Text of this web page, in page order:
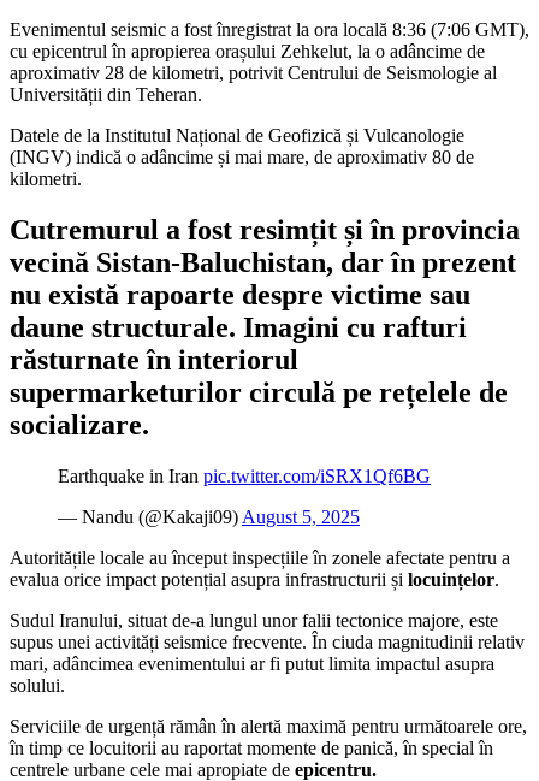
Evenimentul seismic a fost înregistrat la ora locală 8:36 (7:06 GMT),
cu epicentrul în apropierea orașului Zehkelut, la o adâncime de
aproximativ 28 de kilometri, potrivit Centrului de Seismologie al
Universității din Teheran.
Datele de la Institutul Național de Geofizică și Vulcanologie
(INGV) indică o adâncime și mai mare, de aproximativ 80 de
kilometri.
Cutremurul a fost resimțit și în provincia
vecină Sistan-Baluchistan, dar în prezent
nu există rapoarte despre victime sau
daune structurale. Imagini cu rafturi
răsturnate în interiorul
supermarketurilor circulă pe rețelele de
socializare.
Earthquake in Iran pic.twitter.com/iSRX1Qf6BG
— Nandu (@Kakaji09) August 5, 2025
Autoritățile locale au început inspecțiile în zonele afectate pentru a
evalua orice impact potențial asupra infrastructurii și locuințelor.
Sudul Iranului, situat de-a lungul unor falii tectonice majore, este
supus unei activități seismice frecvente. În ciuda magnitudinii relativ
mari, adâncimea evenimentului ar fi putut limita impactul asupra
solului.
Serviciile de urgență rămân în alertă maximă pentru următoarele ore,
în timp ce locuitorii au raportat momente de panică, în special în
centrele urbane cele mai apropiate de epicentru.